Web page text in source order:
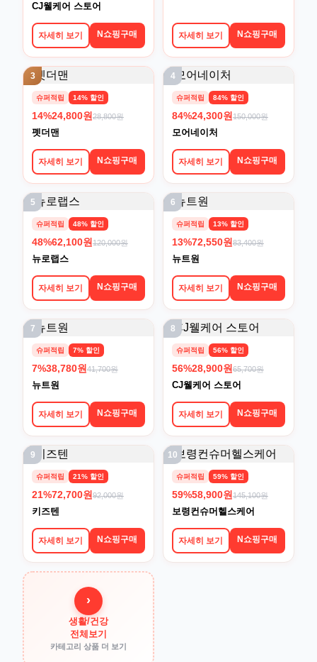
CJ웰케어 스토어
자세히 보기 N쇼핑구매 자세히 보기 N쇼핑구매
3
슈퍼적립 14% 할인
14%24,800원 28,800원
펫더맨
자세히 보기 N쇼핑구매
4
슈퍼적립 84% 할인
84%24,300원 150,000원
모어네이처
자세히 보기 N쇼핑구매
5
슈퍼적립 48% 할인
48%62,100원 120,000원
뉴로랩스
자세히 보기 N쇼핑구매
6
슈퍼적립 13% 할인
13%72,550원 83,400원
뉴트원
자세히 보기 N쇼핑구매
7
슈퍼적립 7% 할인
7%38,780원 41,700원
뉴트원
자세히 보기 N쇼핑구매
8
슈퍼적립 56% 할인
56%28,900원 65,700원
CJ웰케어 스토어
자세히 보기 N쇼핑구매
9
슈퍼적립 21% 할인
21%72,700원 92,000원
키즈텐
자세히 보기 N쇼핑구매
10
슈퍼적립 59% 할인
59%58,900원 145,100원
보령컨슈머헬스케어
자세히 보기 N쇼핑구매
›
생활/건강
전체보기
카테고리 상품 더 보기